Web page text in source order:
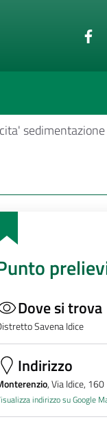
Dove si trova
Savena Idice
Indirizzo
, Via Idice, 160
indirizzo su Google